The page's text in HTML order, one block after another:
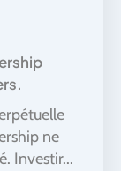
ne
Investir...